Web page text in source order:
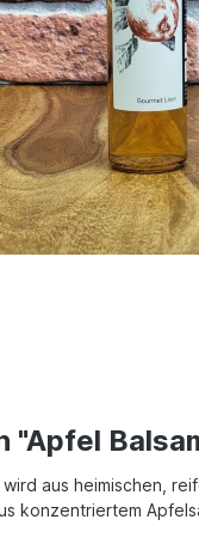
wird aus heimischen,
konzentriertem